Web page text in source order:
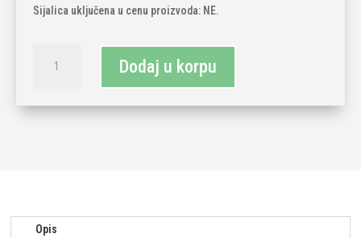
Sijalica uključena u cenu proizvoda: NE.
lampa
količina
Dodaj u korpu
Opis